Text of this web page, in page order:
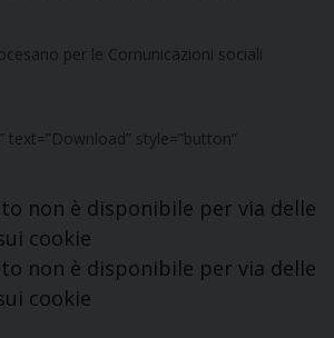
per le Comunicazioni sociali
text=”Download” style=”button”
non è disponibile per via delle
cookie
non è disponibile per via delle
cookie